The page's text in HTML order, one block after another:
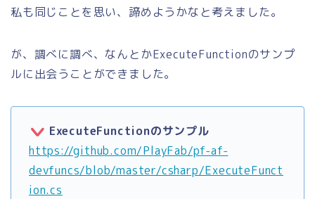
私も同じことを思い、諦めようかなと考えました。
が、調べに調べ、なんとかExecuteFunctionのサンプ
ルに出会うことができました。
ExecuteFunctionのサンプル
https://github.com/PlayFab/pf-af-
devfuncs/blob/master/csharp/ExecuteFunct
ion.cs